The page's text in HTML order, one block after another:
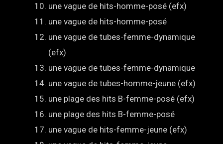
une vague de hits-homme-posé (efx)
une vague de hits-homme-posé
une vague de tubes-femme-dynamique
(efx)
une vague de tubes-femme-dynamique
une vague de tubes-homme-jeune (efx)
une plage des hits B-femme-posé (efx)
une plage des hits B-femme-posé
une vague de hits-femme-jeune (efx)